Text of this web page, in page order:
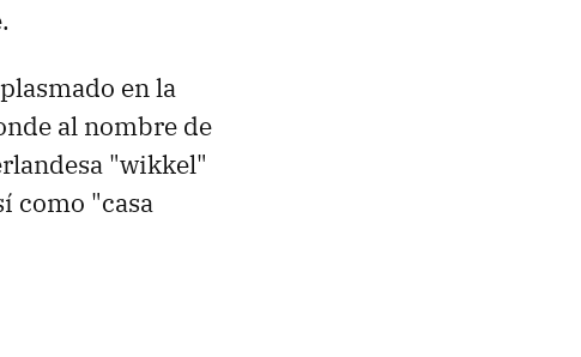
en la
al nombre de
"wikkel"
como "casa